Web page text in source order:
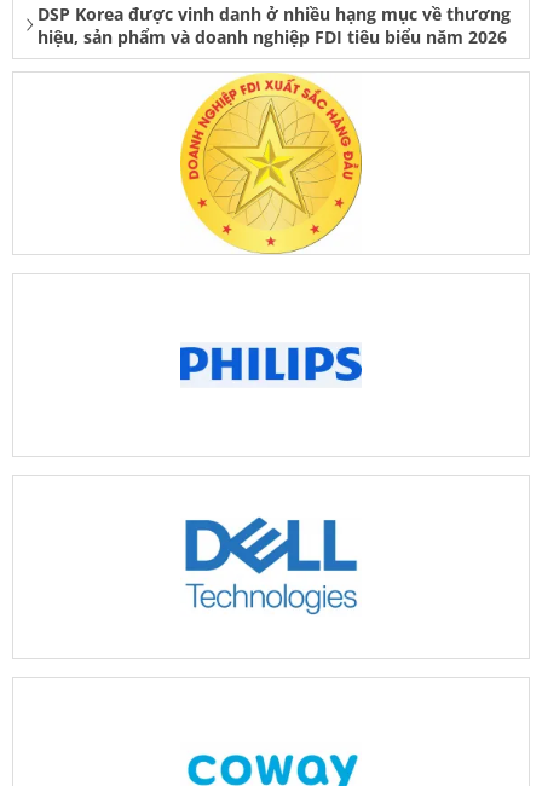
DSP Korea được vinh danh ở nhiều hạng mục về thương
hiệu, sản phẩm và doanh nghiệp FDI tiêu biểu năm 2026